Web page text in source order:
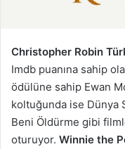
Christopher Robin
Imdb puanına sahip
ödülüne sahip Ewan
koltuğunda ise Dünya
Beni Öldürme gibi
oturuyor. Winnie the